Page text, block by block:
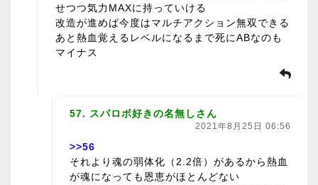
せつつ気力MAXに持っていける
改造が進めば今度はマルチアクション無双できる
あと熱血覚えるレベルになるまで死にABなのも
マイナス
57. スパロボ好きの名無しさん
2021年8月25日 06:56
>>56
それより魂の弱体化（2.2倍）があるから熱血
が魂になっても恩恵がほとんどない